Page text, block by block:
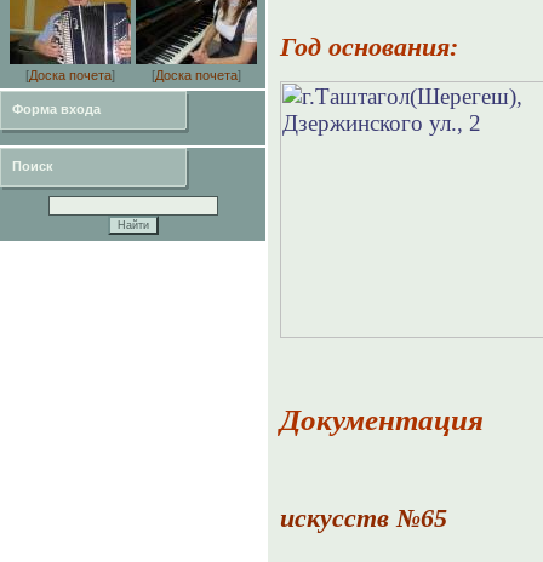
[Доска почета] [Доска почета]
Форма входа
Поиск
Год основания:
Документация
искусств №65